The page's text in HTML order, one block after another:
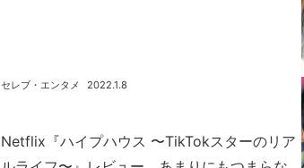
Netflix『ハイプハウス 〜TikTokスターのリア
2022.1.8
セレブ・エンタメ